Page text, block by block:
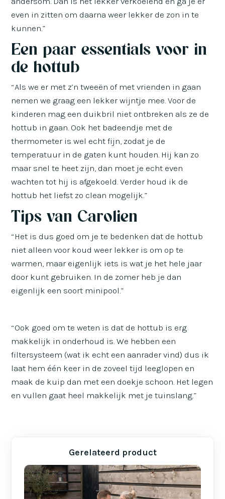
even in zitten om daarna weer lekker de zon in te
kunnen.”
Een paar essentials voor in
de hottub
“Als we er met z’n tweeën of met vrienden in gaan
nemen we graag een lekker wijntje mee. Voor de
kinderen mag een duikbril niet ontbreken als ze de
hottub in gaan. Ook het badeendje met de
thermometer is wel echt fijn, zodat je de
temperatuur in de gaten kunt houden. Hij kan zo
maar snel te heet zijn, dan moet je echt even
wachten tot hij is afgekoeld. Verder houd ik de
hottub het liefst zo clean mogelijk.”
Tips van Carolien
“Het is dus goed om je te bedenken dat de hottub
niet alleen voor koud weer lekker is om op te
warmen, maar eigenlijk iets is wat je het hele jaar
door kunt gebruiken. In de zomer heb je dan
eigenlijk een soort minipool.”
“Ook goed om te weten is dat de hottub is erg
makkelijk in onderhoud is. We hebben een
filtersysteem (wat ik echt een aanrader vind) dus ik
laat hem één keer in de zoveel tijd leeglopen en
maak de kuip dan met een doekje schoon. Het legen
en vullen gaat heel makkelijk met je tuinslang.”
Gerelateerd product